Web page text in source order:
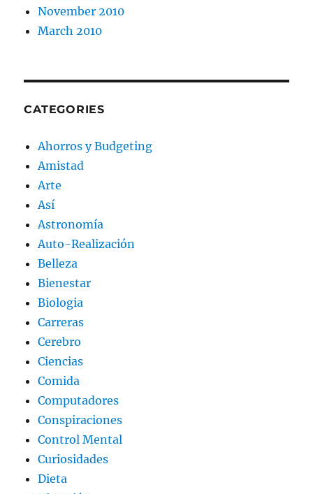
November 2010
March 2010
CATEGORIES
Ahorros y Budgeting
Amistad
Arte
Así
Astronomía
Auto-Realización
Belleza
Bienestar
Biologia
Carreras
Cerebro
Ciencias
Comida
Computadores
Conspiraciones
Control Mental
Curiosidades
Dieta